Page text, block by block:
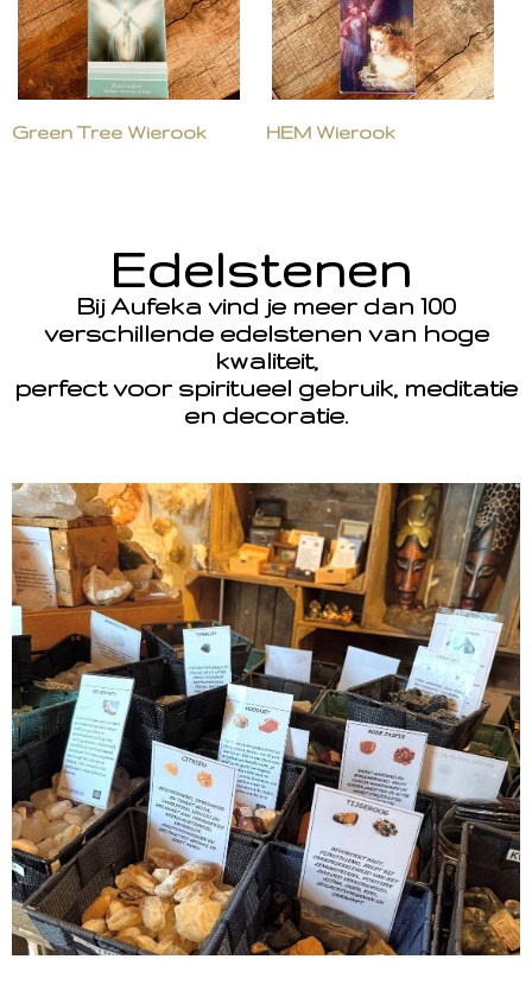
Green Tree Wierook HEM Wierook
Edelstenen
Bij Aufeka vind je meer dan 100
verschillende edelstenen van hoge
kwaliteit,
perfect voor spiritueel gebruik, meditatie
en decoratie.